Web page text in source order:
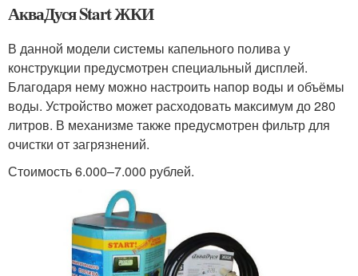
АкваДуся Start ЖКИ
В данной модели системы капельного полива у
конструкции предусмотрен специальный дисплей.
Благодаря нему можно настроить напор воды и объёмы
воды. Устройство может расходовать максимум до 280
литров. В механизме также предусмотрен фильтр для
очистки от загрязнений.
Стоимость 6.000–7.000 рублей.